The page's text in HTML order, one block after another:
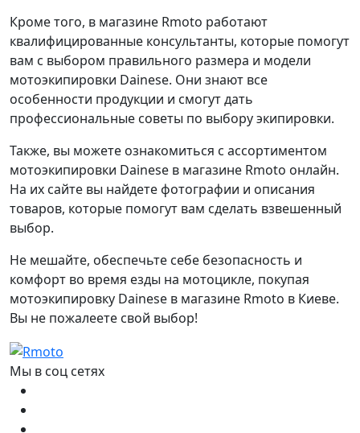
Кроме того, в магазине Rmoto работают
квалифицированные консультанты, которые помогут
вам с выбором правильного размера и модели
мотоэкипировки Dainese. Они знают все
особенности продукции и смогут дать
профессиональные советы по выбору экипировки.
Также, вы можете ознакомиться с ассортиментом
мотоэкипировки Dainese в магазине Rmoto онлайн.
На их сайте вы найдете фотографии и описания
товаров, которые помогут вам сделать взвешенный
выбор.
Не мешайте, обеспечьте себе безопасность и
комфорт во время езды на мотоцикле, покупая
мотоэкипировку Dainese в магазине Rmoto в Киеве.
Вы не пожалеете свой выбор!
Мы в соц сетях